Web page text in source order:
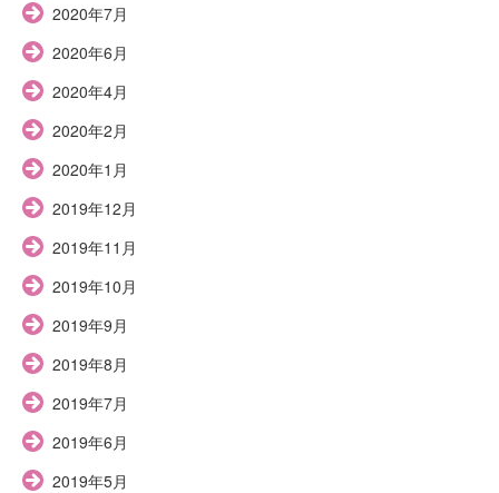
2020年7月
2020年6月
2020年4月
2020年2月
2020年1月
2019年12月
2019年11月
2019年10月
2019年9月
2019年8月
2019年7月
2019年6月
2019年5月